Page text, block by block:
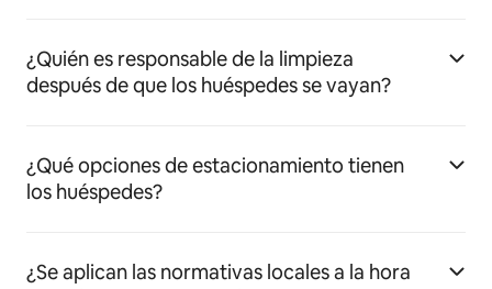
¿Quién es responsable de la limpieza
después de que los huéspedes se vayan?
¿Qué opciones de estacionamiento tienen
los huéspedes?
¿Se aplican las normativas locales a la hora